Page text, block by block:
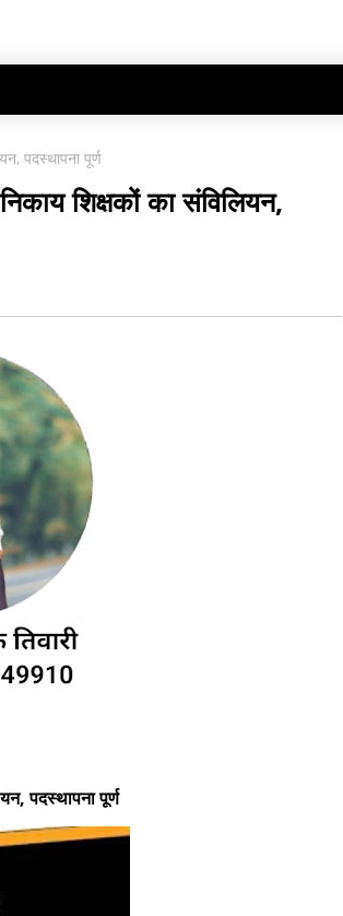
पदस्थापना पूर्ण
शिक्षकों का संविलियन,
पदस्थापना पूर्ण